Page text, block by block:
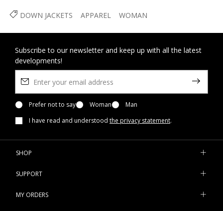
DOWN JACKETS APPAREL WOMAN
Subscribe to our newsletter and keep up with all the latest
developments!
Prefer not to say Woman
Man
I have read and understood the privacy statement.
SHOP
SUPPORT
MY ORDERS